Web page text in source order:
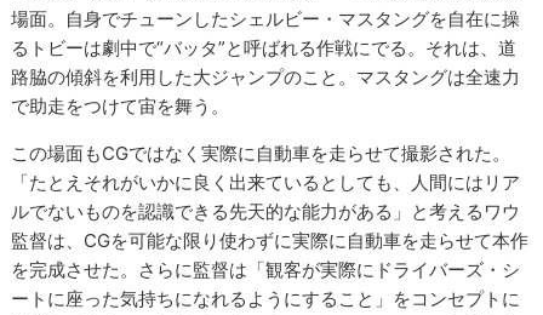
場面。自身でチューンしたシェルビー・マスタングを自在に操
るトビーは劇中で“バッタ”と呼ばれる作戦にでる。それは、道
路脇の傾斜を利用した大ジャンプのこと。マスタングは全速力
で助走をつけて宙を舞う。
この場面もCGではなく実際に自動車を走らせて撮影された。
「たとえそれがいかに良く出来ているとしても、人間にはリア
ルでないものを認識できる先天的な能力がある」と考えるワウ
監督は、CGを可能な限り使わずに実際に自動車を走らせて本作
を完成させた。さらに監督は「観客が実際にドライバーズ・シ
ートに座った気持ちになれるようにすること」をコンセプトに